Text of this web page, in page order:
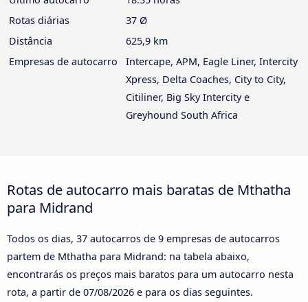
Rotas diárias
37 Ø
Distância
625,9 km
Empresas de autocarro
Intercape, APM, Eagle Liner, Intercity
Xpress, Delta Coaches, City to City,
Citiliner, Big Sky Intercity e
Greyhound South Africa
Rotas de autocarro mais baratas de Mthatha
para Midrand
Todos os dias, 37 autocarros de 9 empresas de autocarros
partem de Mthatha para Midrand: na tabela abaixo,
encontrarás os preços mais baratos para um autocarro nesta
rota, a partir de 07/08/2026 e para os dias seguintes.